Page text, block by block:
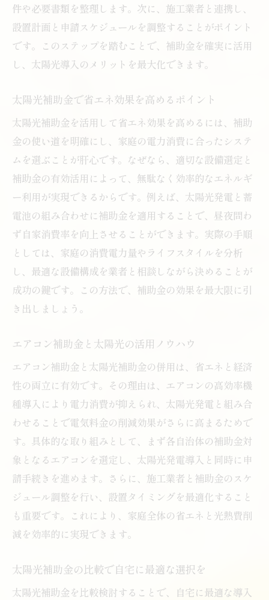
件や必要書類を整理します。次に、施工業者と連携し、
設置計画と申請スケジュールを調整することがポイント
です。このステップを踏むことで、補助金を確実に活用
し、太陽光導入のメリットを最大化できます。
太陽光補助金で省エネ効果を高めるポイント
太陽光補助金を活用して省エネ効果を高めるには、補助
金の使い道を明確にし、家庭の電力消費に合ったシステ
ムを選ぶことが肝心です。なぜなら、適切な設備選定と
補助金の有効活用によって、無駄なく効率的なエネルギ
ー利用が実現できるからです。例えば、太陽光発電と蓄
電池の組み合わせに補助金を適用することで、昼夜問わ
ず自家消費率を向上させることができます。実際の手順
としては、家庭の消費電力量やライフスタイルを分析
し、最適な設備構成を業者と相談しながら決めることが
成功の鍵です。この方法で、補助金の効果を最大限に引
き出しましょう。
エアコン補助金と太陽光の活用ノウハウ
エアコン補助金と太陽光補助金の併用は、省エネと経済
性の両立に有効です。その理由は、エアコンの高効率機
種導入により電力消費が抑えられ、太陽光発電と組み合
わせることで電気料金の削減効果がさらに高まるためで
す。具体的な取り組みとして、まず各自治体の補助金対
象となるエアコンを選定し、太陽光発電導入と同時に申
請手続きを進めます。さらに、施工業者と補助金のスケ
ジュール調整を行い、設置タイミングを最適化すること
も重要です。これにより、家庭全体の省エネと光熱費削
減を効率的に実現できます。
太陽光補助金の比較で自宅に最適な選択を
太陽光補助金を比較検討することで、自宅に最適な導入